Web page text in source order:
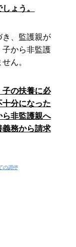
ょう。
き、監護親が
子から非監護
ん。
子の扶養に必
分になった
ら非監護親へ
義務から請求
の調停